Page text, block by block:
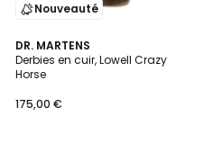
Nouveauté
DR. MARTENS
Derbies en cuir, Lowell Crazy
Horse
175,00 €